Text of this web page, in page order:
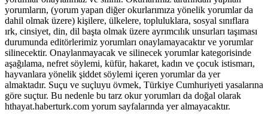
yorumların, (yorum yapan diğer okurlarımıza yönelik yorumlar da
dahil olmak üzere) kişilere, ülkelere, topluluklara, sosyal sınıflara
ırk, cinsiyet, din, dil başta olmak üzere ayrımcılık unsurları taşıması
durumunda editörlerimiz yorumları onaylamayacaktır ve yorumlar
silinecektir. Onaylanmayacak ve silinecek yorumlar kategorisinde
aşağılama, nefret söylemi, küfür, hakaret, kadın ve çocuk istismarı,
hayvanlara yönelik şiddet söylemi içeren yorumlar da yer
almaktadır. Suçu ve suçluyu övmek, Türkiye Cumhuriyeti yasalarına
göre suçtur. Bu nedenle bu tarz okur yorumları da doğal olarak
hthayat.haberturk.com yorum sayfalarında yer almayacaktır.